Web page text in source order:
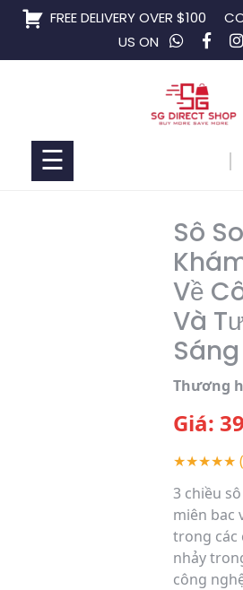
Skip
FREE DELIVERY OVER $100
US ON
Collaboration
☰
Sô
Về
Và
Thương
Giá:
★★★★★
3 chiều
miên bac
trong các
nhảy
công